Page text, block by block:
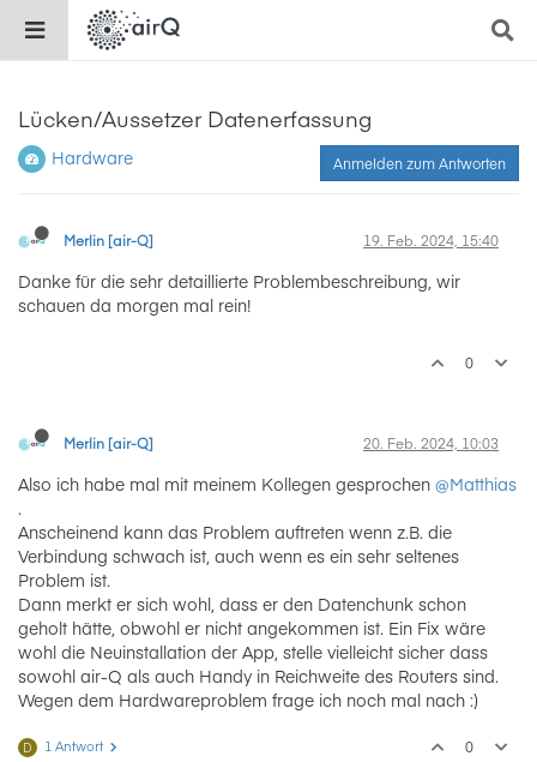
Lücken/Aussetzer Datenerfassung
Hardware Anmelden zum Antworten
Merlin [air-Q] 19. Feb. 2024, 15:40
Danke für die sehr detaillierte Problembeschreibung, wir
schauen da morgen mal rein!
0
Merlin [air-Q] 20. Feb. 2024, 10:03
Also ich habe mal mit meinem Kollegen gesprochen @Matthias
.
Anscheinend kann das Problem auftreten wenn z.B. die
Verbindung schwach ist, auch wenn es ein sehr seltenes
Problem ist.
Dann merkt er sich wohl, dass er den Datenchunk schon
geholt hätte, obwohl er nicht angekommen ist. Ein Fix wäre
wohl die Neuinstallation der App, stelle vielleicht sicher dass
sowohl air-Q als auch Handy in Reichweite des Routers sind.
Wegen dem Hardwareproblem frage ich noch mal nach :)
D 1 Antwort 0